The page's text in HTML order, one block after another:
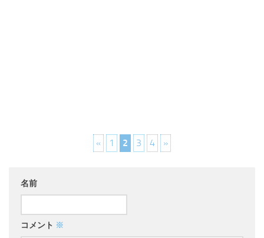
« 1 2 3 4 »
名前
コメント ※